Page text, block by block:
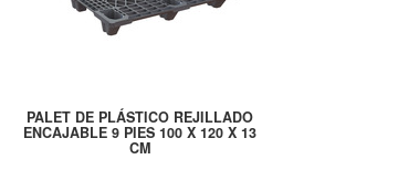
PALET DE PLÁSTICO REJILLADO
ENCAJABLE 9 PIES 100 X 120 X 13
CM